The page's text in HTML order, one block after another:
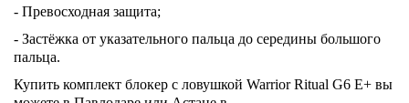
- Превосходная защита;
- Застёжка от указательного пальца до середины большого
пальца.
Купить комплект блокер с ловушкой Warrior Ritual G6 E+ вы